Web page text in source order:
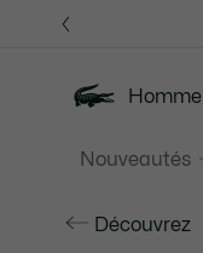
d’information
Homme
Nouveautés
Découvrez